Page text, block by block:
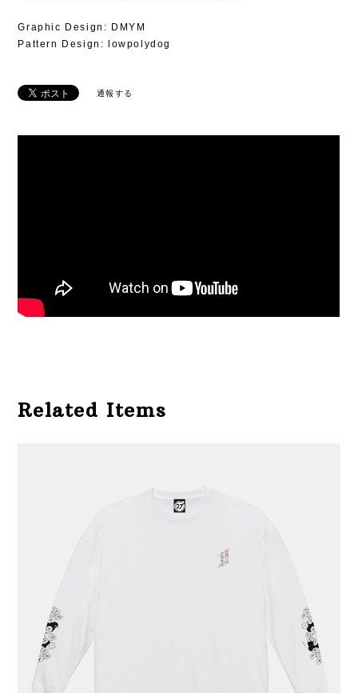
Graphic Design: DMYM
Pattern Design: lowpolydog
通報する
Related Items